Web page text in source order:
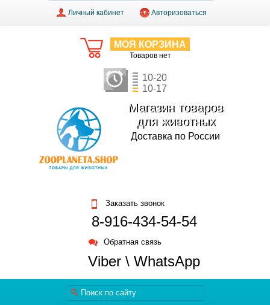
Личный кабинет Авторизоваться
МОЯ КОРЗИНА
Товаров нет
10-20
10-17
Магазин товаров
для животных
Доставка по России
Заказать звонок
8-916-434-54-54
Обратная связь
Viber \ WhatsApp